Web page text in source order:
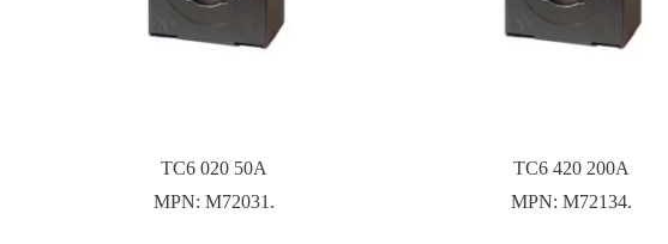
TC6 020 50A
MPN:M72031.
TC6 420 200A
MPN: M72134.